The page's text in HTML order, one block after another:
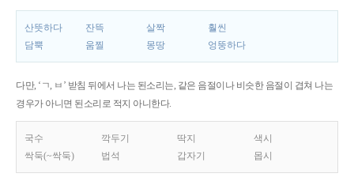
산뜻하다 잔뜩 살짝
훨씬
담뿍
움찔 몽땅 엉뚱하다
다만, ‘ㄱ, ㅂ’ 받침 뒤에서 나는 된소리는, 같은 음절이나 비슷한 음절이 겹쳐 나는
경우가 아니면 된소리로 적지 아니한다.
국수 깍두기 딱지
색시
싹둑(~싹둑)
법석 갑자기 몹시